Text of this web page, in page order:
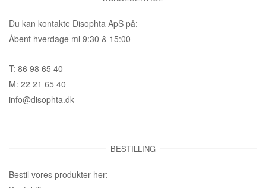
Du kan kontakte Disophta ApS på:
Åbent hverdage ml 9:30 & 15:00
T: 86 98 65 40
M: 22 21 65 40
info@disophta.dk
BESTILLING
Bestil vores produkter her: